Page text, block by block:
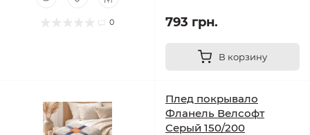
0 793 грн.
В корзину
Плед покрывало
Фланель Велсофт
Серый 150/200